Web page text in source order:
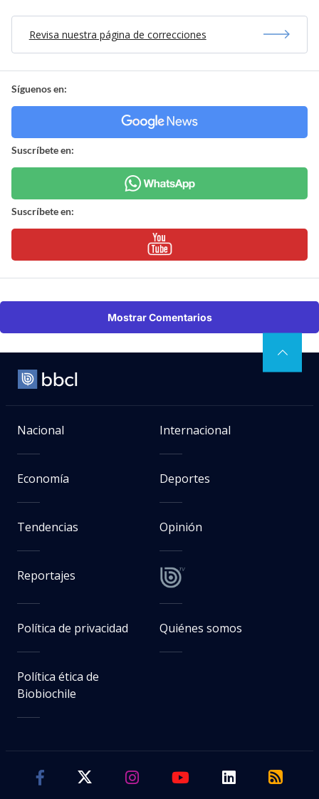
Revisa nuestra página de correcciones
Síguenos en:
Suscríbete en:
Suscríbete en:
Mostrar Comentarios
Nacional Internacional
Economía Deportes
Tendencias Opinión
Reportajes
Política de privacidad Quiénes somos
Política ética de
Biobiochile